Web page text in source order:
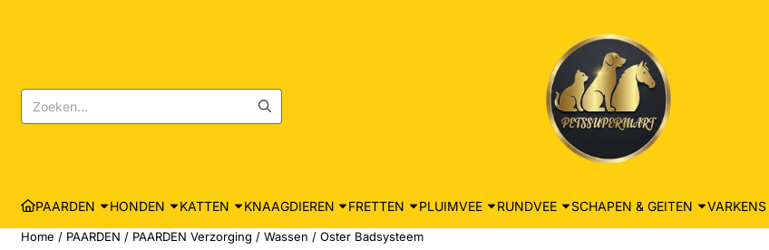
Zoeken
PAARDEN HONDEN KATTEN KNAAGDIEREN FRETTEN PLUIMVEE RUNDVEE SCHAPEN & GEITEN VARKENS
Home / PAARDEN / PAARDEN Verzorging / Wassen / Oster Badsysteem